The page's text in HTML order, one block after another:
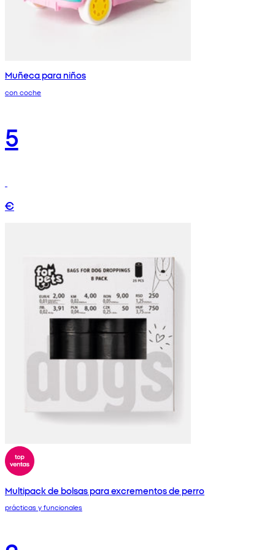
Muñeca para niños
con coche
5
€
Multipack de bolsas para excrementos de perro
prácticas y funcionales